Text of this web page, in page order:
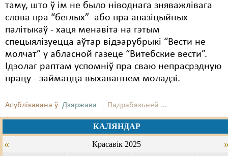
таму, што ў ім не было ніводнага зняважлівага
слова пра “беглых” або пра апазіцыйных
палітыкаў - хаця менавіта на гэтым
спецыялізуецца аўтар відэарубрыкі “Вести не
молчат” у абласной газеце “Витебские вести”.
Ідэолаг раптам успомніў пра сваю непрасрэдную
працу - займацца выхаваннем моладзі.
Апублікавана ў Дзяржава Падрабязьней ...
КАЛЯНДАР
« Красавік 2025
Праваабаронцы
Правы дзіцяці
Пэнітэнцыярная сыстэма
Распальваньне варожасьці
Свабода сумленьня